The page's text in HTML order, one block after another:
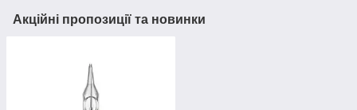
Акційні пропозиції та новинки